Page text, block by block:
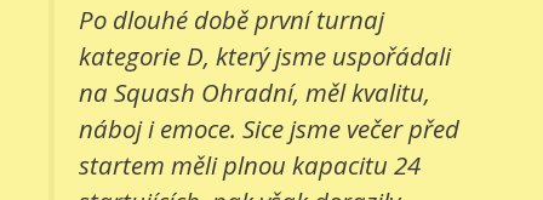
Po dlouhé době první turnaj
kategorie D, který jsme uspořádali
na Squash Ohradní, měl kvalitu,
náboj i emoce. Sice jsme večer před
startem měli plnou kapacitu 24